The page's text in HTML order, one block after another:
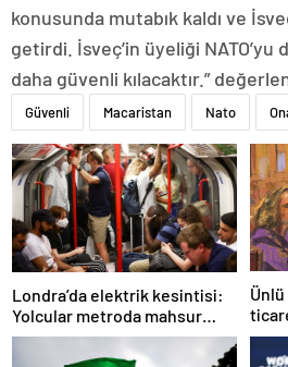
konusunda mutabık kaldı ve
getirdi. İsveç’in üyeliği
daha güvenli kılacaktır.”
Güvenli Macaristan Nato
Londra’da elektrik kesintisi:
Yolcular metroda mahsur
kaldı